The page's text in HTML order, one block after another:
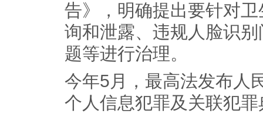
告》，明确提出要针对
询和泄露、违规人脸识
题等进行治理。
今年5月，最高法发布人
个人信息犯罪及关联犯